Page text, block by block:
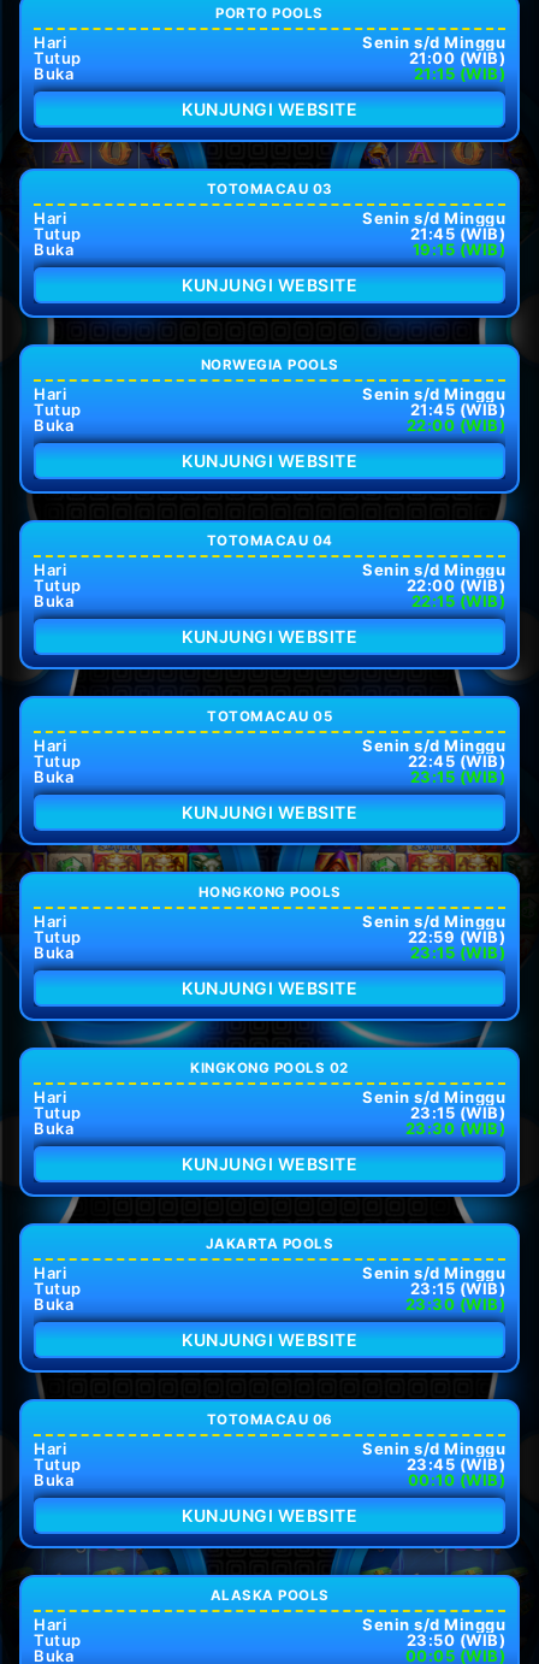
PORTO POOLS
Hari
Senin s/d Minggu
Tutup
21:00 (WIB)
Buka
21:15 (WIB)
KUNJUNGI WEBSITE
TOTOMACAU 03
Hari
Senin s/d Minggu
Tutup
21:45 (WIB)
Buka
19:15 (WIB)
KUNJUNGI WEBSITE
NORWEGIA POOLS
Hari
Senin s/d Minggu
Tutup
21:45 (WIB)
Buka
22:00 (WIB)
KUNJUNGI WEBSITE
TOTOMACAU 04
Hari
Senin s/d Minggu
Tutup
22:00 (WIB)
Buka
22:15 (WIB)
KUNJUNGI WEBSITE
TOTOMACAU 05
Hari
Senin s/d Minggu
Tutup
22:45 (WIB)
Buka
23:15 (WIB)
KUNJUNGI WEBSITE
HONGKONG POOLS
Hari
Senin s/d Minggu
Tutup
22:59 (WIB)
Buka
23:15 (WIB)
KUNJUNGI WEBSITE
KINGKONG POOLS 02
Hari
Senin s/d Minggu
Tutup
23:15 (WIB)
Buka
23:30 (WIB)
KUNJUNGI WEBSITE
JAKARTA POOLS
Hari
Senin s/d Minggu
Tutup
23:15 (WIB)
Buka
23:30 (WIB)
KUNJUNGI WEBSITE
TOTOMACAU 06
Hari
Senin s/d Minggu
Tutup
23:45 (WIB)
Buka
00:10 (WIB)
KUNJUNGI WEBSITE
ALASKA POOLS
Hari
Senin s/d Minggu
Tutup
23:50 (WIB)
Buka
00:05 (WIB)